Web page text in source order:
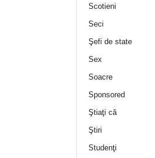
Scotieni
Seci
Şefi de state
Sex
Soacre
Sponsored
Ştiaţi că
Ştiri
Studenţi